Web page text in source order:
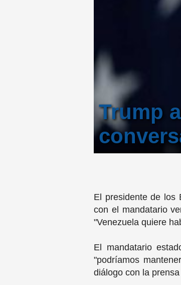
Trump
El presidente de los
con el mandatario
"Venezuela quiere
El mandatario
"podríamos
diálogo con la